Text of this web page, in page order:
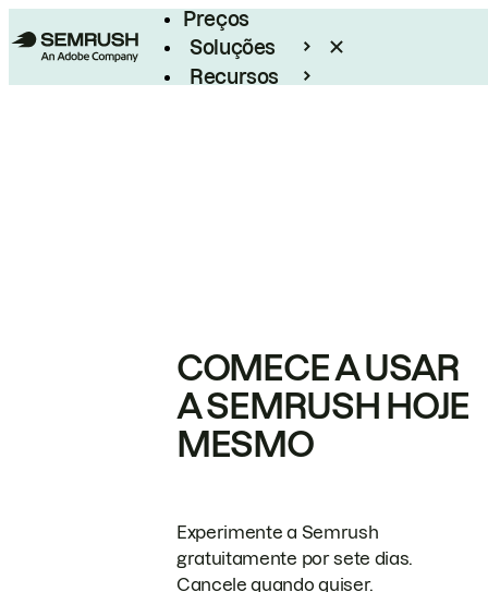
Preços
Soluções
Recursos
COMECE A USAR
A SEMRUSH HOJE
MESMO
Experimente a Semrush
gratuitamente por sete dias.
Cancele quando quiser.